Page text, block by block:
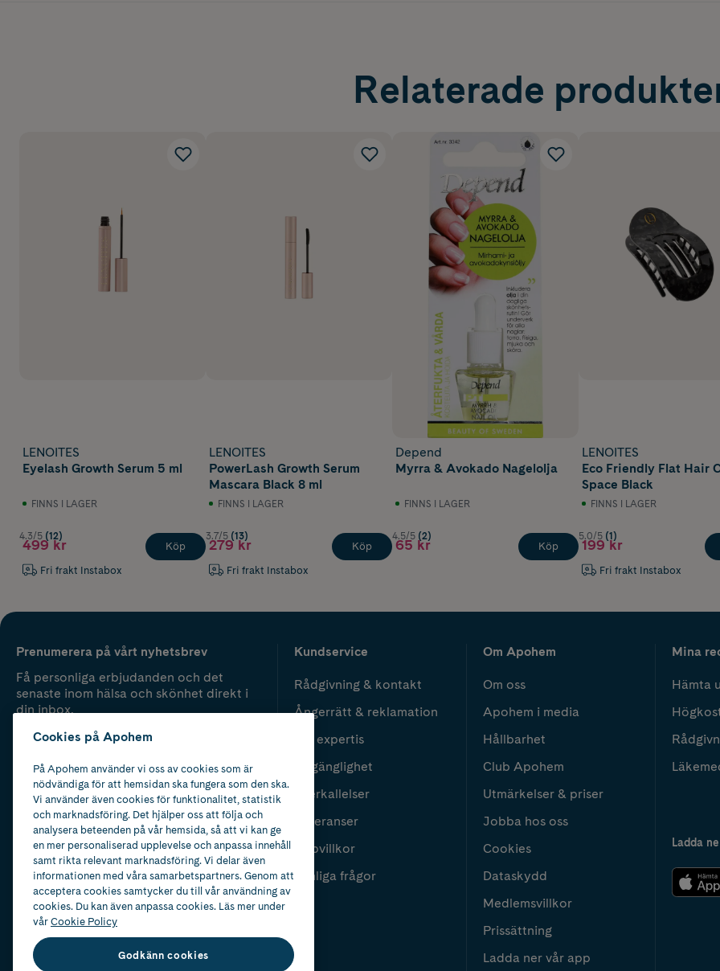
Relaterade
LENOITES
Eyelash Growth Serum 5 ml
FINNS I LAGER
4.3/5 (12)
499 kr
Fri frakt Instabox
Köp
LENOITES
PowerLash Growth Serum
Mascara Black 8 ml
FINNS I LAGER
3.7/5 (13)
279 kr
Fri frakt Instabox
Köp
Depend
Myrra & Avokado Nagelolja
FINNS I LAGER
4.5/5 (2)
65 kr Köp
LENOITES
Eco Friendly Flat Hair
Space Black
FINNS I LAGER
5.0/5 (1)
199 kr
Fri frakt Instabox
Prenumerera på vårt nyhetsbrev
Få personliga erbjudanden och det
senaste inom hälsa och skönhet direkt i
din inbox.
Kundservice
Rådgivning & kontakt
Ångerrätt & reklamation
Vår expertis
Tillgänglighet
Återkallelser
Leveranser
Köpvillkor
Vanliga frågor
Om Apohem
Om oss
Apohem i media
Hållbarhet
Club Apohem
Utmärkelser & priser
Jobba hos oss
Cookies
Dataskydd
Medlemsvillkor
Prissättning
Ladda ner vår app
Mina
Hämta
Ladda
Cookies på Apohem
På Apohem använder vi oss av cookies som är
nödvändiga för att hemsidan ska fungera som den ska.
Vi använder även cookies för funktionalitet, statistik
och marknadsföring. Det hjälper oss att följa och
analysera beteenden på vår hemsida, så att vi kan ge
en mer personaliserad upplevelse och anpassa innehåll
samt rikta relevant marknadsföring. Vi delar även
informationen med våra samarbetspartners. Genom att
acceptera cookies samtycker du till vår användning av
cookies. Du kan även anpassa cookies. Läs mer under
vårCookie Policy
Godkänn cookies